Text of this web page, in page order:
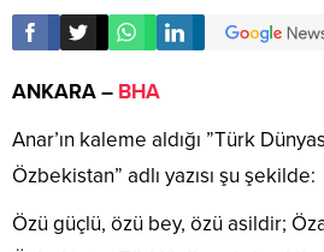
ANKARA – BHA
Anar’ın kaleme aldığı ”Türk
Özbekistan” adlı yazısı şu şekilde:
Özü güçlü, özü bey, özü asildir;